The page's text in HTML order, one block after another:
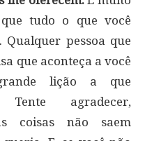
tudo o que você
pessoa que
que aconteça a você
lição a que
agradecer,
coisas não saem